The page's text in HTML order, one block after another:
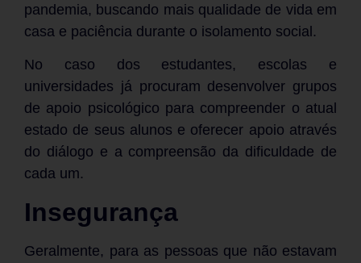
pandemia, buscando mais qualidade de vida em
casa e paciência durante o isolamento social.
No caso dos estudantes, escolas e
universidades já procuram desenvolver grupos
de apoio psicológico para compreender o atual
estado de seus alunos e oferecer apoio através
do diálogo e a compreensão da dificuldade de
cada um.
Insegurança
Geralmente, para as pessoas que não estavam